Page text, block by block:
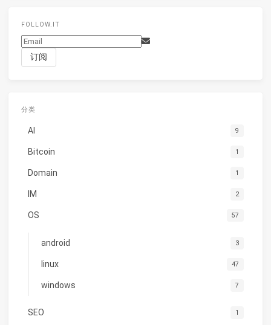
FOLLOW.IT
分类
AI 9
Bitcoin 1
Domain 1
IM 2
OS 57
android 3
linux 47
windows 7
SEO 1